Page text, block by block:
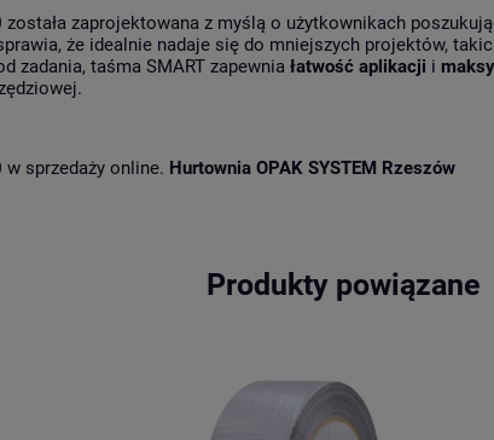
została zaprojektowana z myślą o użytkownikach
że idealnie nadaje się do mniejszych projektów,
zadania, taśma SMART zapewnia łatwość aplikacji i
w sprzedaży online. Hurtownia OPAK SYSTEM Rzeszów
Produkty powiązane